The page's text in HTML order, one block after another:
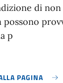
di
possono
p
PAGINA